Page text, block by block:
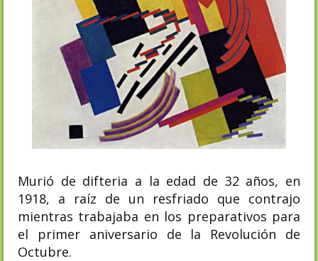
Murió de difteria a la edad de 32 años, en
1918, a raíz de un resfriado que contrajo
mientras trabajaba en los preparativos para
el primer aniversario de la Revolución de
Octubre.